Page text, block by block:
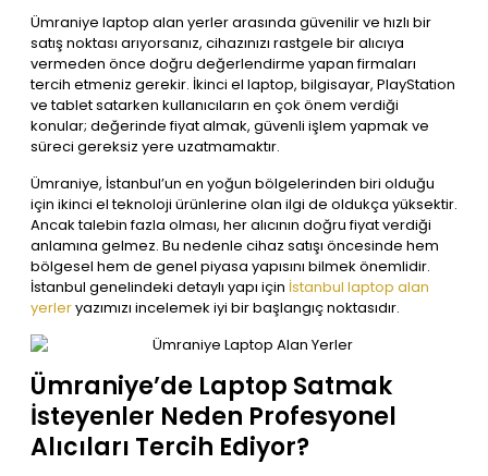
Ümraniye laptop alan yerler arasında güvenilir ve hızlı bir
satış noktası arıyorsanız, cihazınızı rastgele bir alıcıya
vermeden önce doğru değerlendirme yapan firmaları
tercih etmeniz gerekir. İkinci el laptop, bilgisayar, PlayStation
ve tablet satarken kullanıcıların en çok önem verdiği
konular; değerinde fiyat almak, güvenli işlem yapmak ve
süreci gereksiz yere uzatmamaktır.
Ümraniye, İstanbul’un en yoğun bölgelerinden biri olduğu
için ikinci el teknoloji ürünlerine olan ilgi de oldukça yüksektir.
Ancak talebin fazla olması, her alıcının doğru fiyat verdiği
anlamına gelmez. Bu nedenle cihaz satışı öncesinde hem
bölgesel hem de genel piyasa yapısını bilmek önemlidir.
İstanbul genelindeki detaylı yapı için İstanbul laptop alan
yerleryazımızı incelemek iyi bir başlangıç noktasıdır.
Ümraniye’de Laptop Satmak
İsteyenler Neden Profesyonel
Alıcıları Tercih Ediyor?